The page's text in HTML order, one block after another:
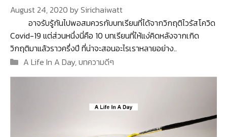
August 24, 2020 bySirichaiwatt
อาจรับรู้กันไปพอสมควรกับบทเรียนที่ได้จากวิกฤติไวรัสโควิด
Covid-19 แต่ส่วนหนึ่งนี่คือ 10 บทเรียนที่ให้แง่คิดหลังจากเกิด
วิกฤติมาแล้วราวครึ่งปี ที่น่าจะสอนอะไรเราหลายอย่าง..
Categories
A Life In A Day,บทความดีๆ